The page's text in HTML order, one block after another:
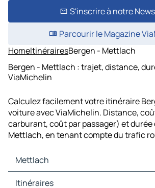
S'inscrire à notre
Parcourir le Magazine
HomeItinérairesBergen - Mettlach
Bergen - Mettlach : trajet, distance,
ViaMichelin
Calculez facilement votre itinéraire
voiture avec ViaMichelin. Distance,
carburant, coût par passager) et durée
Mettlach, en tenant compte du trafic
Mettlach
Mettlach Cartes et plans
Itinéraires